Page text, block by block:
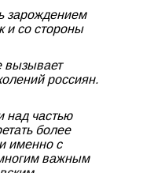
зарождением
и со стороны
вызывает
россиян.
над частью
более
именно с
важным